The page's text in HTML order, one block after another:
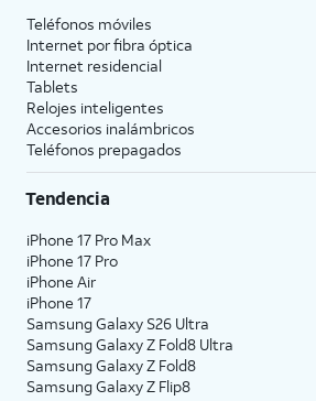
Teléfonos móviles
Internet por fibra óptica
Internet residencial
Tablets
Relojes inteligentes
Accesorios inalámbricos
Teléfonos prepagados
Tendencia
iPhone 17 Pro Max
iPhone 17 Pro
iPhone Air
iPhone 17
Samsung Galaxy S26 Ultra
Samsung Galaxy Z Fold8 Ultra
Samsung Galaxy Z Fold8
Samsung Galaxy Z Flip8